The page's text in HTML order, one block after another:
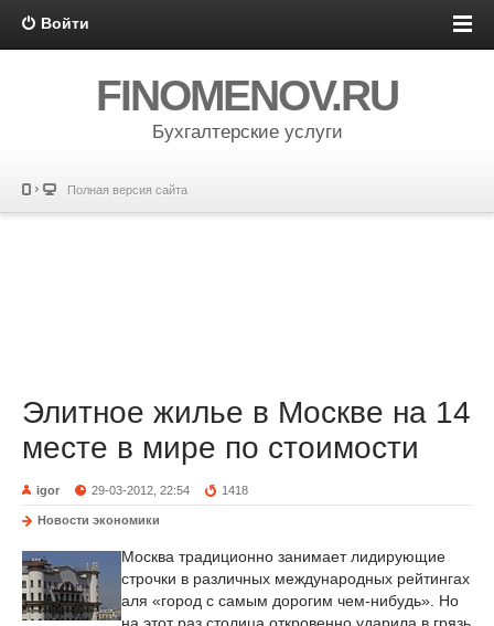
Войти
FINOMENOV.RU
Бухгалтерские услуги
Полная версия сайта
Элитное жилье в Москве на 14
месте в мире по стоимости
igor 29-03-2012, 22:54 1418
Новости экономики
Москва традиционно занимает лидирующие
строчки в различных международных рейтингах
аля «город с самым дорогим чем-нибудь». Но